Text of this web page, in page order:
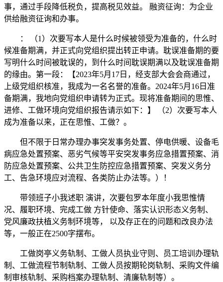
事，通过手段降低税负，提高税见效益。 融资征询：为企业
供给融资征询和办事。
： （1）次要写本人是什么时候被领受为准备的，什么时
候准备期满，并正式向党组织提出转正申请。耽误准备期的要
写明什么时间被耽误的，到什么时间耽误期满以及耽误准备期
的缘由。第一段：【2023年5月17日，经支部大会会商通过，
上级党组织核准，我成为一名名誉的准备。2024年5月16日准
备期满，我地向党组织申请转为正式。现将准备期间的思惟、
进修、工做环境向党组织报告请示如下：】 （2）次要写本人
成为准备以来，正在思惟、工做？。
但不限于日常办理办事突发事务处置、停电供暖、设备毛
病应急处置预案、恶劣气候等平安突发事务应急措置预案、消
防应急处置预案、公共卫生防控应急措置预案、突发义务分
工、告急环境应对流程、各类防止办法等。）！
带领班子小我述职 演讲，次要包罗本年度小我思惟情
况、履职环境、完成工做 方针使命、落实认识形态义务制、
党风廉政扶植义务制环境等， 以及存正在的问题和改良办法
等，一般正在2500字摆布。
工做岗亭义务轨制、工做人员执业守则、员工培训办理轨
制、工做流程节制轨制、工做人员按期轮岗轨制、采购文件编
制审核轨制、采购档案办理轨制、清廉轨制等）。